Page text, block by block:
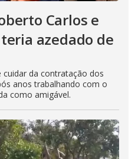
Carlos e
azedado de
cuidar da contratação dos
anos trabalhando com o
como amigável.